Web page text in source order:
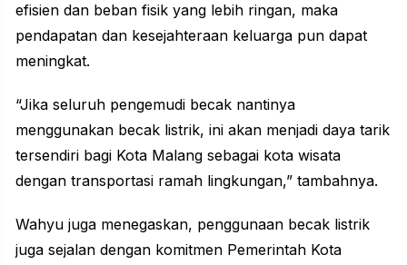
efisien dan beban fisik yang lebih ringan, maka
pendapatan dan kesejahteraan keluarga pun dapat
meningkat.
“Jika seluruh pengemudi becak nantinya
menggunakan becak listrik, ini akan menjadi daya tarik
tersendiri bagi Kota Malang sebagai kota wisata
dengan transportasi ramah lingkungan,” tambahnya.
Wahyu juga menegaskan, penggunaan becak listrik
juga sejalan dengan komitmen Pemerintah Kota